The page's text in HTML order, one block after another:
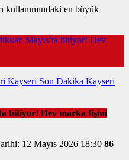
kullanımındaki en büyük
Mayıs’ta bitiyor! Dev
Kayseri Son Dakika Kayseri
bitiyor! Dev marka fişini
Tarihi: 12 Mayıs 2026 18:30 86